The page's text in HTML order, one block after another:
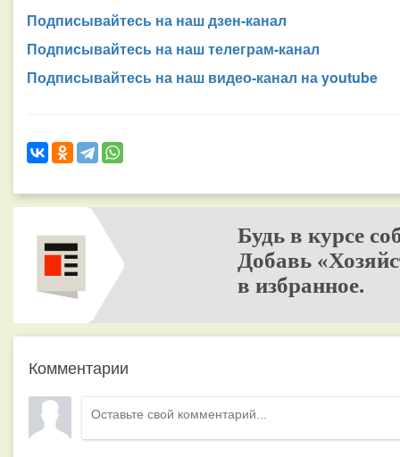
Подписывайтесь на наш дзен-канал
Подписывайтесь на наш телеграм-канал
Подписывайтесь на наш видео-канал на youtube
Будь в курсе
Добавь
в избранное.
Комментарии